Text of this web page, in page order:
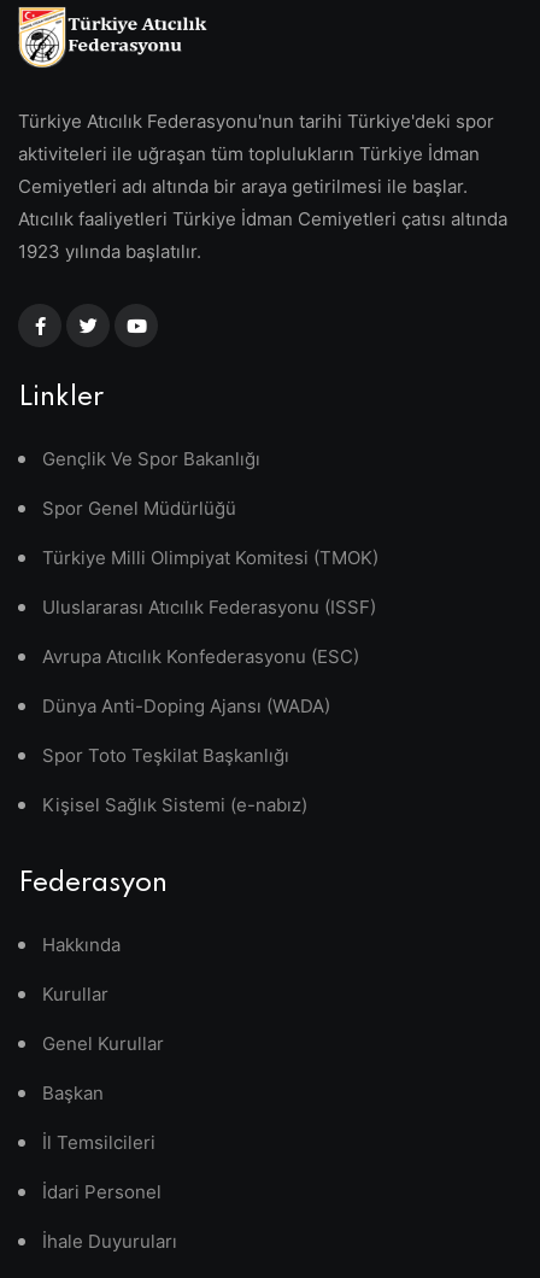
Türkiye Atıcılık Federasyonu'nun tarihi Türkiye'deki spor
aktiviteleri ile uğraşan tüm toplulukların Türkiye İdman
Cemiyetleri adı altında bir araya getirilmesi ile başlar.
Atıcılık faaliyetleri Türkiye İdman Cemiyetleri çatısı altında
1923 yılında başlatılır.
Linkler
Gençlik Ve Spor Bakanlığı
Spor Genel Müdürlüğü
Türkiye Milli Olimpiyat Komitesi (TMOK)
Uluslararası Atıcılık Federasyonu (ISSF)
Avrupa Atıcılık Konfederasyonu (ESC)
Dünya Anti-Doping Ajansı (WADA)
Spor Toto Teşkilat Başkanlığı
Kişisel Sağlık Sistemi (e-nabız)
Federasyon
Hakkında
Kurullar
Genel Kurullar
Başkan
İl Temsilcileri
İdari Personel
İhale Duyuruları